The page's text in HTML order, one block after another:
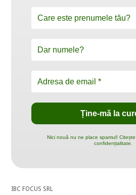
Nici nouă nu ne place spamul!
confidențialitate.
IBC FOCUS SRL